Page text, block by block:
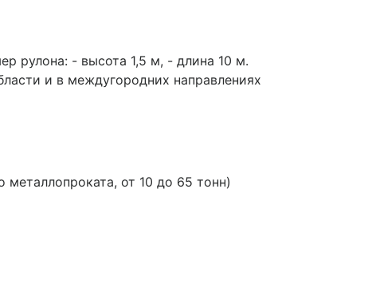
рулона: - высота 1,5 м, - длина 10 м.
и в междугородних направлениях
от 10 до 65 тонн)